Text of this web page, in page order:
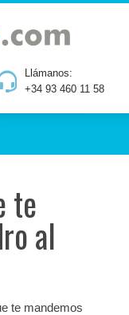
Llámanos:
+34 93 460 11 58
te
al
te mandemos